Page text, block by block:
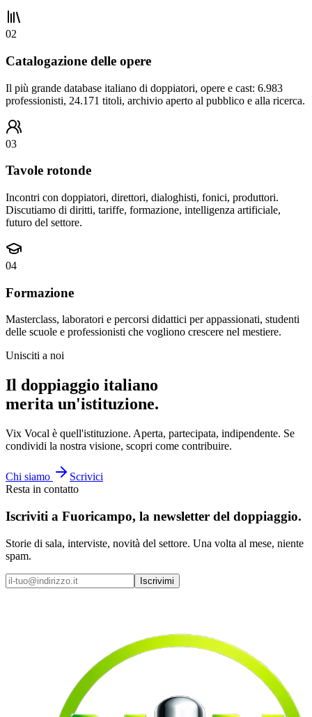
02
Catalogazione delle opere
Il più grande database italiano di doppiatori, opere e cast: 6.983
professionisti, 24.171 titoli, archivio aperto al pubblico e alla ricerca.
03
Tavole rotonde
Incontri con doppiatori, direttori, dialoghisti, fonici, produttori.
Discutiamo di diritti, tariffe, formazione, intelligenza artificiale,
futuro del settore.
04
Formazione
Masterclass, laboratori e percorsi didattici per appassionati, studenti
delle scuole e professionisti che vogliono crescere nel mestiere.
Unisciti a noi
Il doppiaggio italiano
merita un'istituzione.
Vix Vocal è quell'istituzione. Aperta, partecipata, indipendente. Se
condividi la nostra visione, scopri come contribuire.
Chi siamo
Scrivici
Resta in contatto
Iscriviti a Fuoricampo, la newsletter del doppiaggio.
Storie di sala, interviste, novità del settore. Una volta al mese, niente
spam.
Iscrivimi